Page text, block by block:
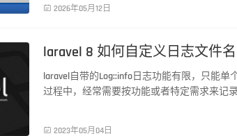
 2026年05月12日
laravel 8 如何自定义日志文件
laravel自带的Log::info日志功能有限，只能
过程中，经常需要按功能或者特定需求来记
 2023年05月04日